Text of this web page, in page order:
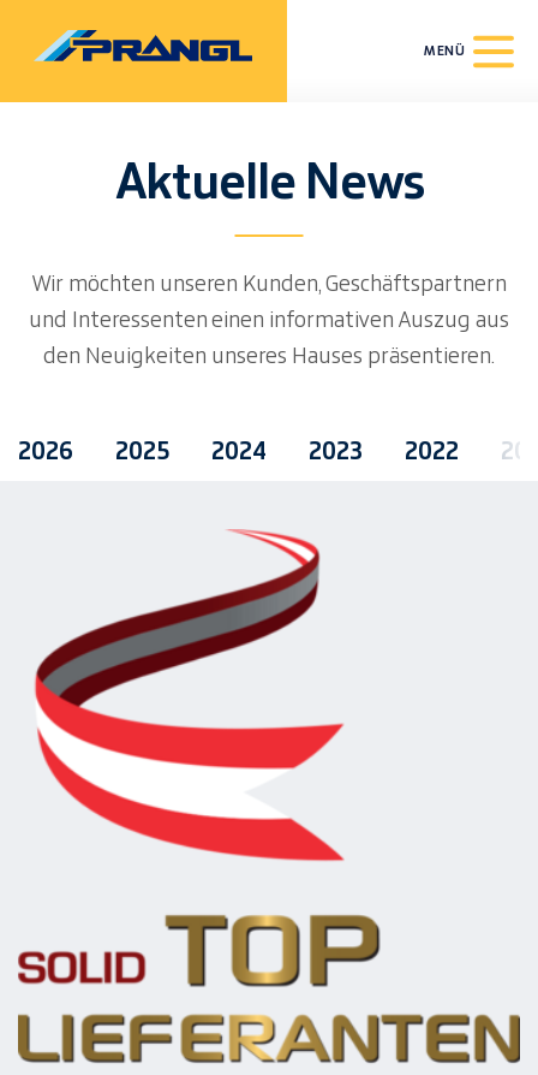
MENÜ
Aktuelle News
Wir möchten unseren Kunden, Geschäftspartnern
und Interessenten einen informativen Auszug aus
den Neuigkeiten unseres Hauses präsentieren.
2026 2025 2024 2023 2022